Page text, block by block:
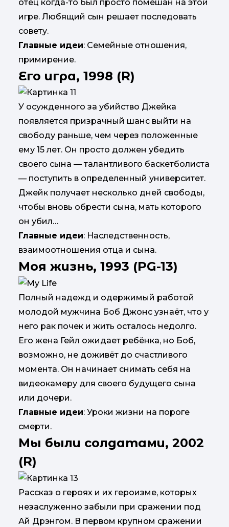
отец когда-то был просто помешан на этой
игре. Любящий сын решает последовать
совету.
Главные идеи: Семейные отношения,
примирение.
Его игра, 1998 (R)
У осужденного за убийство Джейка
появляется призрачный шанс выйти на
свободу раньше, чем через положенные
ему 15 лет. Он просто должен убедить
своего сына — талантливого баскетболиста
— поступить в определенный университет.
Джейк получает несколько дней свободы,
чтобы вновь обрести сына, мать которого
он убил…
Главные идеи: Наследственность,
взаимоотношения отца и сына.
Моя жизнь, 1993 (PG-13)
Полный надежд и одержимый работой
молодой мужчина Боб Джонс узнаёт, что у
него рак почек и жить осталось недолго.
Его жена Гейл ожидает ребёнка, но Боб,
возможно, не доживёт до счастливого
момента. Он начинает снимать себя на
видеокамеру для своего будущего сына
или дочери.
Главные идеи: Уроки жизни на пороге
смерти.
Мы были солдатами, 2002
(R)
Рассказ о героях и их героизме, которых
незаслуженно забыли при сражении под
Ай Дрэнгом. В первом крупном сражении